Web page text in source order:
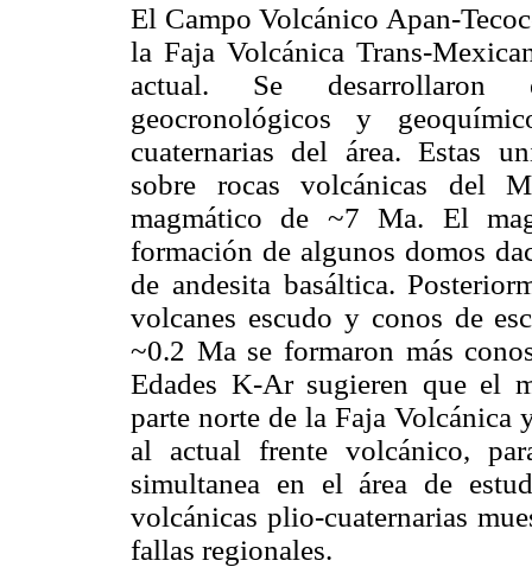
El Campo Volcánico Apan-
la Faja Volcánica Trans-
actual. Se desarrollaron
geocronológicos y
cuaternarias del área. Estas
sobre rocas volcánicas del
magmático de ~7 Ma. El
formación de algunos domos
de andesita basáltica.
volcanes escudo y conos de
~0.2 Ma se formaron más
Edades K-Ar sugieren que el
parte norte de la Faja Volcánica
al actual frente volcánico,
simultanea en el área de
volcánicas plio-cuaternarias
fallas regionales.